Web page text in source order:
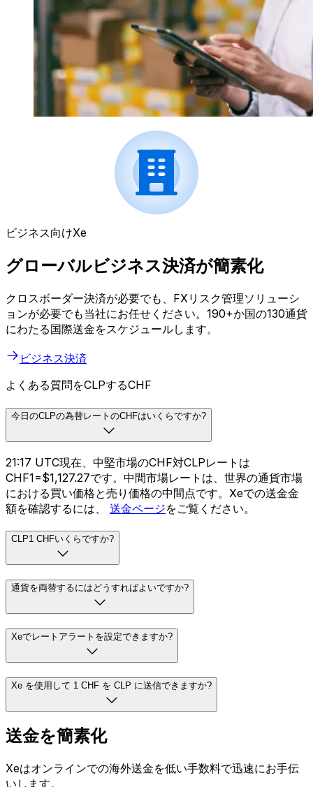
ビジネス向けXe
グローバルビジネス決済が簡素化
クロスボーダー決済が必要でも、FXリスク管理ソリューシ
ョンが必要でも当社にお任せください。190+か国の130通貨
にわたる国際送金をスケジュールします。
ビジネス決済
よくある質問をCLPするCHF
今日のCLPの為替レートのCHFはいくらですか?
21:17 UTC現在、中堅市場のCHF対CLPレートは
CHF1=$1,127.27です。中間市場レートは、世界の通貨市場
における買い価格と売り価格の中間点です。Xeでの送金金
額を確認するには、 送金ページをご覧ください。
CLP1 CHFいくらですか?
通貨を両替するにはどうすればよいですか?
Xeでレートアラートを設定できますか?
Xe を使用して 1 CHF を CLP に送信できますか?
送金を簡素化
Xeはオンラインでの海外送金を低い手数料で迅速にお手伝
いします。